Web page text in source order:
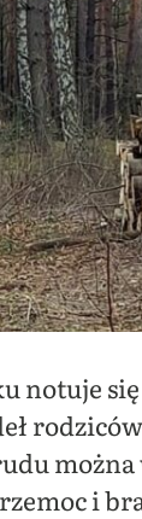
notuje
i